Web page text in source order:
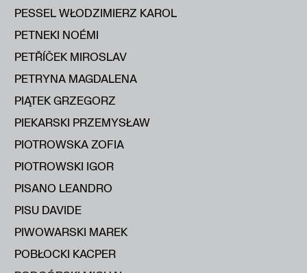
PESSEL WŁODZIMIERZ KAROL
PETNEKI NOÉMI
PETŘÍČEK MIROSLAV
PETRYNA MAGDALENA
PIĄTEK GRZEGORZ
PIEKARSKI PRZEMYSŁAW
PIOTROWSKA ZOFIA
PIOTROWSKI IGOR
PISANO LEANDRO
PISU DAVIDE
PIWOWARSKI MAREK
POBŁOCKI KACPER